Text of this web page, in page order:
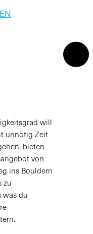
will
unnötig Zeit
bieten
von
ins Bouldern
zu
was du